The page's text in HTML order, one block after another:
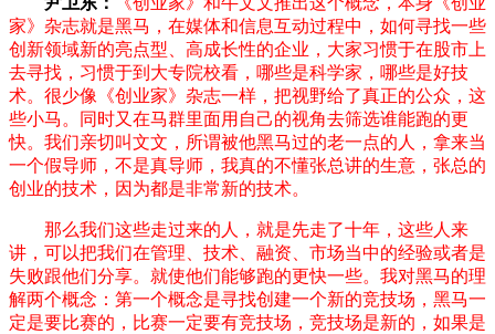
家》杂志就是黑马，在媒体和信息互动过程中，如何寻找一些
创新领域新的亮点型、高成长性的企业，大家习惯于在股市上
去寻找，习惯于到大专院校看，哪些是科学家，哪些是好技
术。很少像《创业家》杂志一样，把视野给了真正的公众，这
些小马。同时又在马群里面用自己的视角去筛选谁能跑的更
快。我们亲切叫文文，所谓被他黑马过的老一点的人，拿来当
一个假导师，不是真导师，我真的不懂张总讲的生意，张总的
创业的技术，因为都是非常新的技术。
那么我们这些走过来的人，就是先走了十年，这些人来
讲，可以把我们在管理、技术、融资、市场当中的经验或者是
失败跟他们分享。就使他们能够跑的更快一些。我对黑马的理
解两个概念：第一个概念是寻找创建一个新的竞技场，黑马一
定是要比赛的，比赛一定要有竞技场，竞技场是新的，如果是